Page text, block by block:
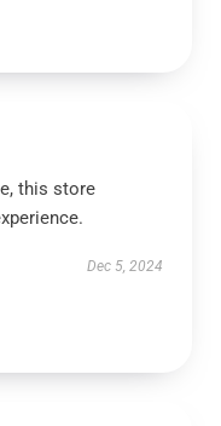
this store
Dec 5, 2024